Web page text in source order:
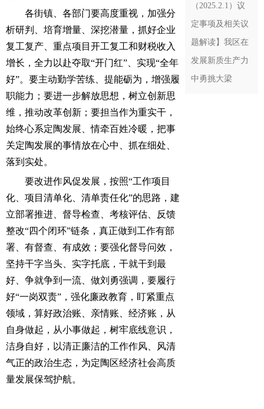
各街镇、各部门要高度重视，加强分
析研判、培育增量、深挖潜量，抓好企业
复工复产、重点项目开工复工和财税收入
增长，全力以赴夺取“开门红”、实现“全年
好”。要主动勤学苦练、提能砺为，增强履
职能力；要进一步解放思想，树立创新思
维，推动改革创新；要担当作为重实干，
始终心系定陶发展、情牵百姓冷暖，把事
关定陶发展的事情放在心中、抓在细处、
落到实处。
要改进作风促发展，按照“工作项目
化、项目清单化、清单责任化”的思路，建
立部署推进、督导检查、考核评估、反馈
整改“四个闭环”链条，真正做到工作有部
署、有督查、有成效；要强化督导问效，
坚持干字当头、实字托底，干就干到最
好、争就争到一流、做刘勇强调，要履行
好“一岗双责”，强化廉政教育，盯紧重点
领域，算好政治账、亲情账、经济账，从
自身做起，从小事做起，树牢底线意识，
洁身自好，以清正廉洁的工作作风、风清
气正的政治生态，为定陶区经济社会高质
量发展保驾护航。
（2025.2.1）议
定事项及相关议
题解读】我区在
发展新质生产力
中勇挑大梁